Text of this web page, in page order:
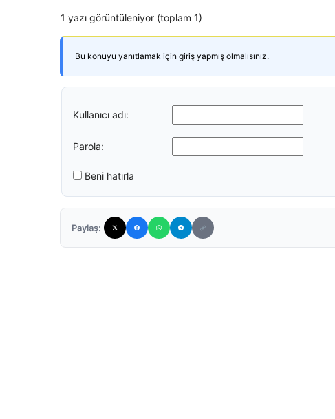
1 yazı görüntüleniyor (toplam 1)
Bu konuyu yanıtlamak için giriş yapmış olmalısınız.
Kullanıcı adı:
Parola:
Beni hatırla
Paylaş: